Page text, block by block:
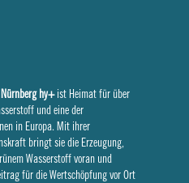
hy+ist Heimat für über
und eine der
in Europa. Mit ihrer
bringt sie die Erzeugung,
Wasserstoff voran und
für die Wertschöpfung vor Ort